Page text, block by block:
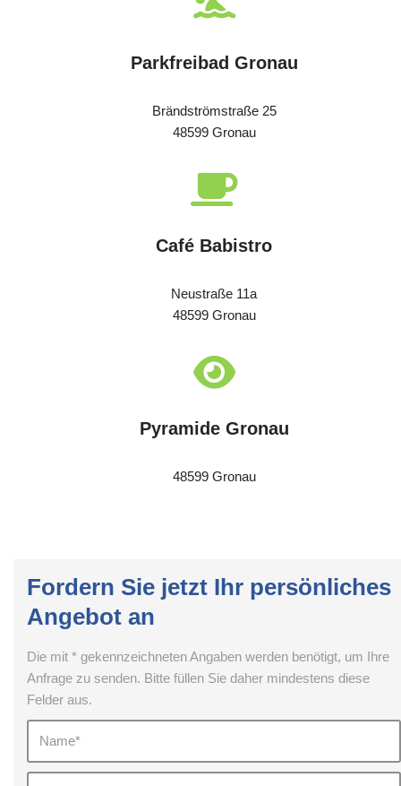
Parkfreibad Gronau
Brändströmstraße 25
48599 Gronau
Café Babistro
Neustraße 11a
48599 Gronau
Pyramide Gronau
48599 Gronau
Fordern Sie jetzt Ihr persönliches
Angebot an
Die mit * gekennzeichneten Angaben werden benötigt, um Ihre
Anfrage zu senden. Bitte füllen Sie daher mindestens diese
Felder aus.